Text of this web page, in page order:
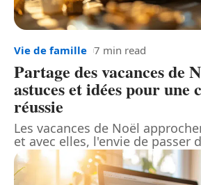
Vie de famille 7 min read
Partage des vacances de
astuces et idées pour une
réussie
Les vacances de Noël
et avec elles, l'envie de passer